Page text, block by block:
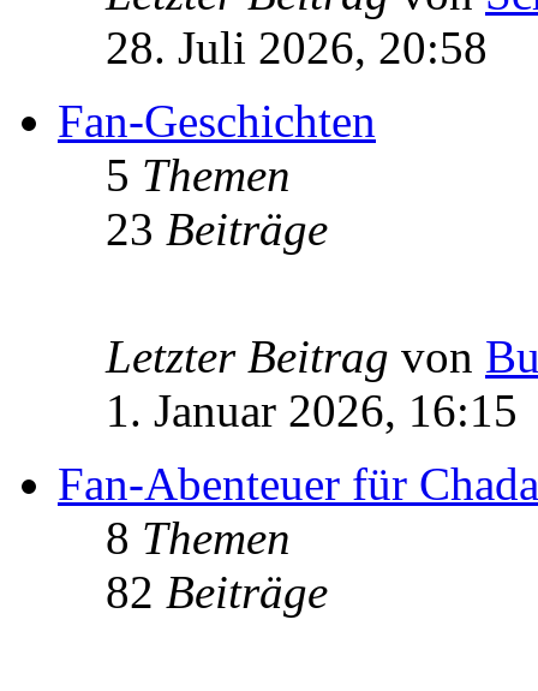
28. Juli 2026, 20:58
Fan-Geschichten
5 Themen
23 Beiträge
Letzter Beitrag von
1. Januar 2026, 16:15
Fan-Abenteuer für
8 Themen
82 Beiträge